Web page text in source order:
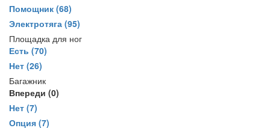
Помощник (68)
Электротяга (95)
Площадка для ног
Есть (70)
Нет (26)
Багажник
Впереди (0)
Нет (7)
Опция (7)